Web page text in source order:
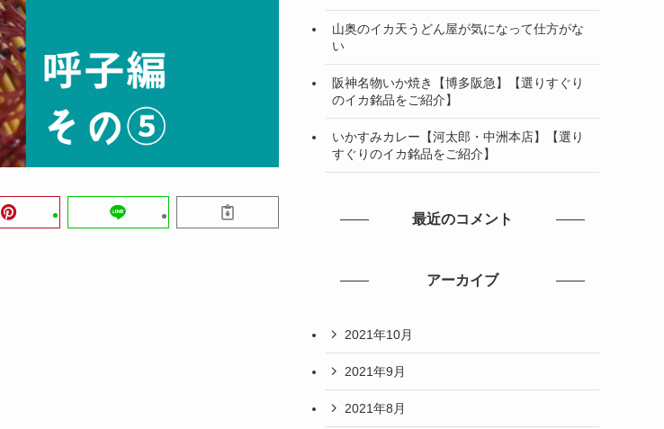
山奥のイカ天うどん屋が気になって仕方がな
い
阪神名物いか焼き【博多阪急】【選りすぐり
のイカ銘品をご紹介】
いかすみカレー【河太郎・中洲本店】【選り
すぐりのイカ銘品をご紹介】
最近のコメント
アーカイブ
2021年10月
2021年9月
2021年8月